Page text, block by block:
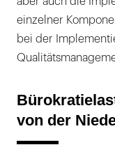
einzelner
bei der
von der